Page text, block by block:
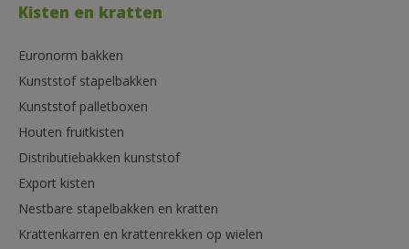
Kisten en kratten
Euronorm bakken
Kunststof stapelbakken
Kunststof palletboxen
Houten fruitkisten
Distributiebakken kunststof
Export kisten
Nestbare stapelbakken en kratten
Krattenkarren en krattenrekken op wielen